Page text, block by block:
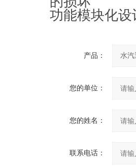
功能模块化
产品：
您的单位：
您的姓名：
联系电话：